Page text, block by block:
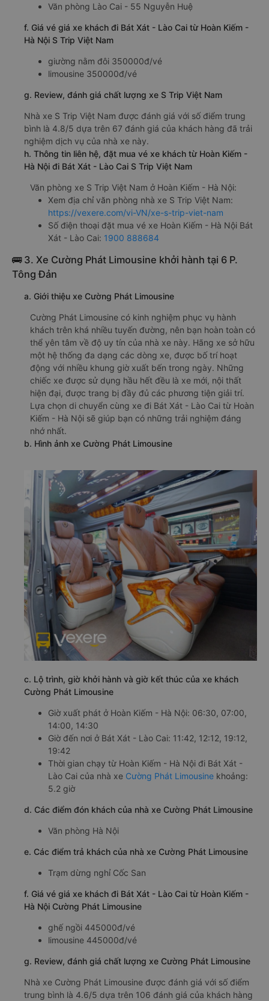
Văn phòng Lào Cai - 55 Nguyễn Huệ
f. Giá vé giá xe khách đi Bát Xát - Lào Cai từ Hoàn Kiếm -
Hà Nội S Trip Việt Nam
giường nằm đôi 350000đ/vé
limousine 350000đ/vé
g. Review, đánh giá chất lượng xe S Trip Việt Nam
Nhà xe S Trip Việt Nam được đánh giá với số điểm trung
bình là 4.8/5 dựa trên 67 đánh giá của khách hàng đã trải
nghiệm dịch vụ của nhà xe này.
h. Thông tin liên hệ, đặt mua vé xe khách từ Hoàn Kiếm -
Hà Nội đi Bát Xát - Lào Cai S Trip Việt Nam
Văn phòng xe S Trip Việt Nam ở Hoàn Kiếm - Hà Nội:
Xem địa chỉ văn phòng nhà xe S Trip Việt Nam:
https://vexere.com/vi-VN/xe-s-trip-viet-nam
Số điện thoại đặt mua vé xe Hoàn Kiếm - Hà Nội Bát
Xát - Lào Cai: 1900 888684
🚌 3. Xe Cường Phát Limousine khởi hành tại 6 P.
Tông Đản
a. Giới thiệu xe Cường Phát Limousine
Cường Phát Limousine có kinh nghiệm phục vụ hành
khách trên khá nhiều tuyến đường, nên bạn hoàn toàn có
thể yên tâm về độ uy tín của nhà xe này. Hãng xe sở hữu
một hệ thống đa dạng các dòng xe, được bố trí hoạt
động với nhiều khung giờ xuất bến trong ngày. Những
chiếc xe được sử dụng hầu hết đều là xe mới, nội thất
hiện đại, được trang bị đầy đủ các phương tiện giải trí.
Lựa chọn di chuyển cùng xe đi Bát Xát - Lào Cai từ Hoàn
Kiếm - Hà Nội sẽ giúp bạn có những trải nghiệm đáng
nhớ nhất.
b. Hình ảnh xe Cường Phát Limousine
c. Lộ trình, giờ khởi hành và giờ kết thúc của xe khách
Cường Phát Limousine
Giờ xuất phát ở Hoàn Kiếm - Hà Nội: 06:30, 07:00,
14:00, 14:30
Giờ đến nơi ở Bát Xát - Lào Cai: 11:42, 12:12, 19:12,
19:42
Thời gian chạy từ Hoàn Kiếm - Hà Nội đi Bát Xát -
Lào Cai của nhà xe Cường Phát Limousine khoảng:
5.2 giờ
d. Các điểm đón khách của nhà xe Cường Phát Limousine
Văn phòng Hà Nội
e. Các điểm trả khách của nhà xe Cường Phát Limousine
Trạm dừng nghỉ Cốc San
f. Giá vé giá xe khách đi Bát Xát - Lào Cai từ Hoàn Kiếm -
Hà Nội Cường Phát Limousine
ghế ngồi 445000đ/vé
limousine 445000đ/vé
g. Review, đánh giá chất lượng xe Cường Phát Limousine
Nhà xe Cường Phát Limousine được đánh giá với số điểm
trung bình là 4.6/5 dựa trên 106 đánh giá của khách hàng